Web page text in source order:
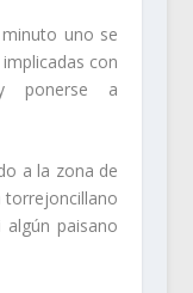
uno se
con
ponerse a
a la zona de
torrejoncillano
paisano